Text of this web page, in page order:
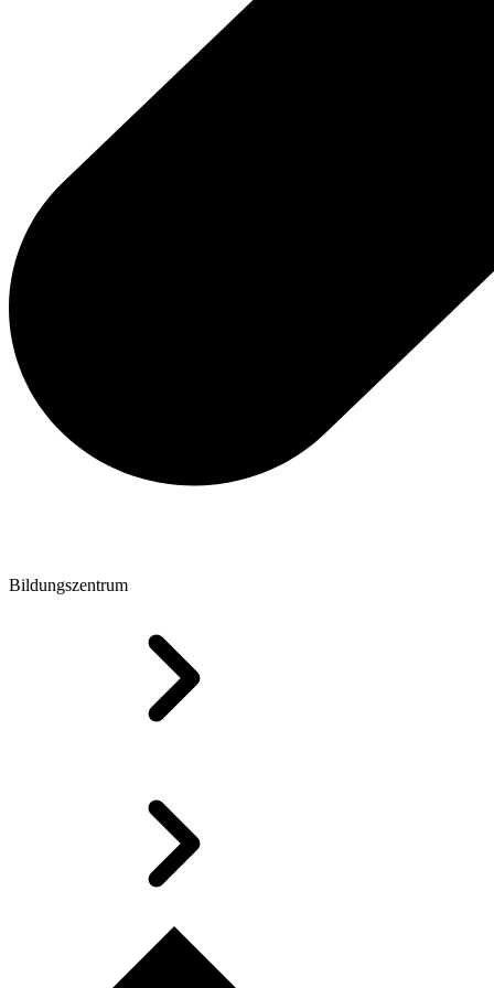
Bildungszentrum